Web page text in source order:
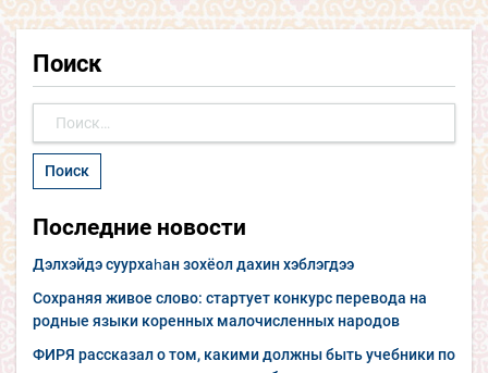
Поиск
Последние новости
Дэлхэйдэ суурхаһан зохёол дахин хэблэгдээ
Сохраняя живое слово: стартует конкурс перевода на
родные языки коренных малочисленных народов
ФИРЯ рассказал о том, какими должны быть учебники по